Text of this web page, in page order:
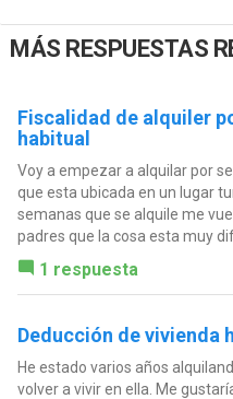
MÁS RESPUESTAS
Fiscalidad de alquiler
habitual
Voy a empezar a alquilar por
que esta ubicada en un lugar
semanas que se alquile me
padres que la cosa esta muy
1 respuesta
Deducción de vivienda
He estado varios años
volver a vivir en ella. Me